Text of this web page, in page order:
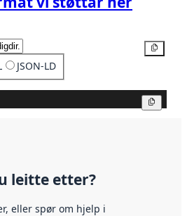
JSON-LD
leitte etter?
eller spør om hjelp i